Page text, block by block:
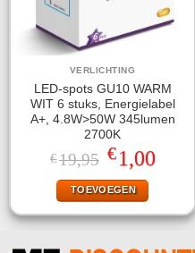
VERLICHTING
LED-spots GU10 WARM
WIT 6 stuks, Energielabel
A+, 4.8W>50W 345lumen
2700K
€19,95 Oorspronkelijke
prijs
was:
€19,95.
€1,00Huidige
prijs
TOEVOEGEN